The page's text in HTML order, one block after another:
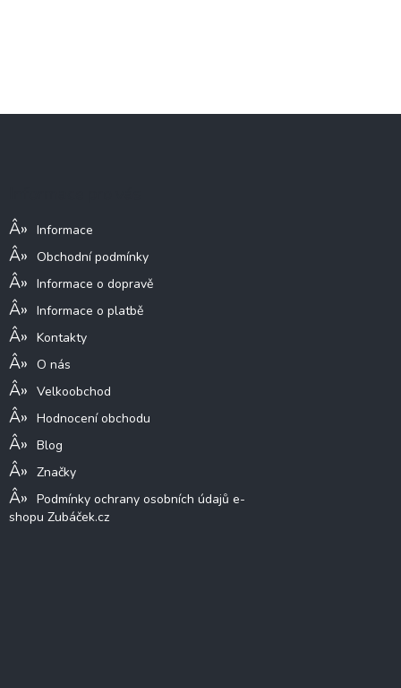
Informace
Obchodní podmínky
Informace o dopravě
Informace o platbě
Kontakty
O nás
Velkoobchod
Hodnocení obchodu
Blog
Značky
Podmínky ochrany osobních údajů e-
shopu Zubáček.cz